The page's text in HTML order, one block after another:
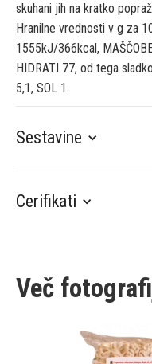
skuhani jih na kratko
Hranilne vrednosti v g za
1555kJ/366kcal,
HIDRATI 77, od tega
5,1, SOL 1.
Sestavine
Cerifikati
Več